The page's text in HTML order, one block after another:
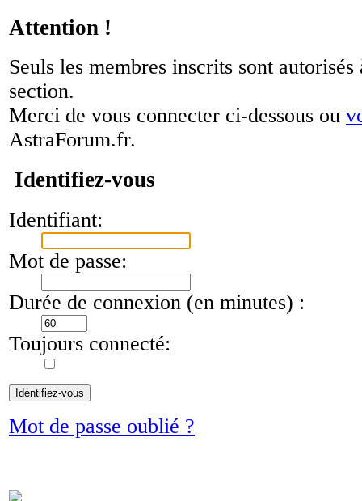
Attention !
Seuls les membres inscrits sont autorisés
section.
Merci de vous connecter ci-dessous ou
AstraForum.fr.
Identifiez-vous
Identifiant:
Mot de passe:
Durée de connexion (en minutes) :
Toujours connecté:
Mot de passe oublié ?